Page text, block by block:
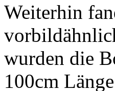
Weiterhin
wurden die
100cm